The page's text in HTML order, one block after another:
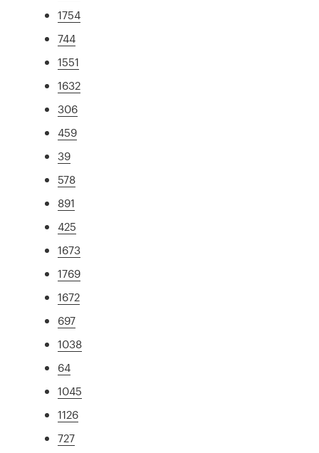
1754
744
1551
1632
306
459
39
578
891
425
1673
1769
1672
697
1038
64
1045
1126
727